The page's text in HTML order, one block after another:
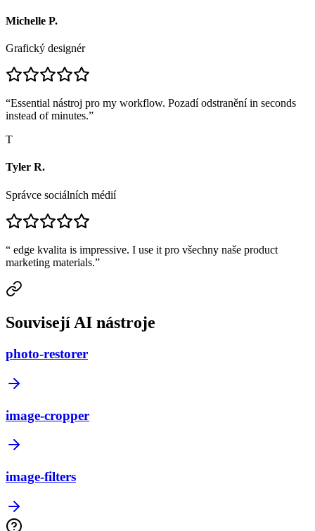
Michelle P.
Grafický designér
“Essential nástroj pro my workflow. Pozadí odstranění in seconds
instead of minutes.”
T
Tyler R.
Správce sociálních médií
“ edge kvalita is impressive. I use it pro všechny naše product
marketing materials.”
Souvisejí AI nástroje
photo-restorer
image-cropper
image-filters